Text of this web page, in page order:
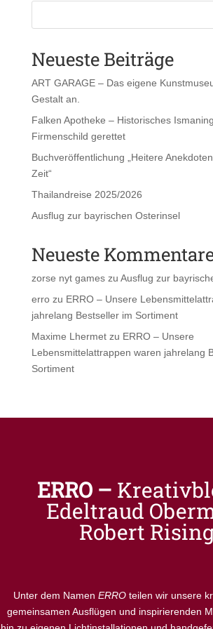
Neueste Beiträge
ART GARAGE – Das eigene
Gestalt an.
Falken Apotheke – Historisches
Firmenschild gerettet
Buchveröffentlichung „Heitere
Zeit“
Thailandreise 2025/2026
Ausflug zur bayrischen Osterinsel
Neueste
zorse nyt gameszu Ausflug zur
errozu ERRO – Unsere
jahrelang Bestseller im Sortiment
Maxime Lhermetzu ERRO – Unsere
Lebensmittelattrappen waren jahrelang
Sortiment
ERRO –
Edeltraud
Robert
Unter dem Namen ERRO teilen wir unsere
gemeinsamen Ausflügen und inspirierenden